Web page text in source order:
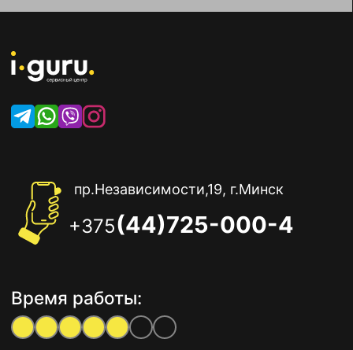
пр.Независимости,19, г.Минск
+375(44)725-000-4
Время работы: